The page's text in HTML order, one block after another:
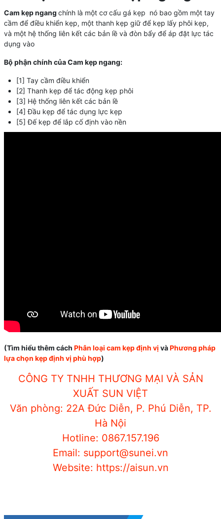
Cam kẹp ngang chính là một cơ cấu gá kẹp nó bao gồm một tay
cầm để điều khiển kẹp, một thanh kẹp giữ để kẹp lấy phôi kẹp,
và một hệ thống liên kết các bản lề và đòn bẩy để áp đặt lực tác
dụng vào
Bộ phận chính của Cam kẹp ngang:
[1] Tay cầm điều khiển
[2] Thanh kẹp để tác động kẹp phôi
[3] Hệ thống liên kết các bản lề
[4] Đầu kẹp để tác dụng lực kẹp
[5] Đế kẹp để lắp cố định vào nền
(Tìm hiểu thêm cách Phân loại cam kẹp định vị vàPhương pháp
lựa chọn kẹp định vị phù hợp)
CÔNG TY TNHH THƯƠNG MẠI VÀ SẢN
XUẤT SUN VIỆT
Văn phòng: 22A Đức Diễn, P. Phú Diễn, TP.
Hà Nội
Hotline: 0867.157.196
Email: support@sunei.vn
Website: https://aisun.vn